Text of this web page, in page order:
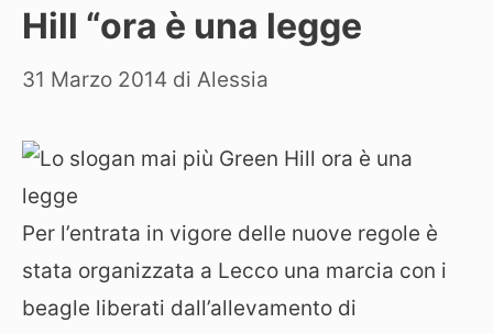
Hill “ora è una legge
31 Marzo 2014 di Alessia
Per l’entrata in vigore delle nuove regole è
stata organizzata a Lecco una marcia con i
beagle liberati dall’allevamento di